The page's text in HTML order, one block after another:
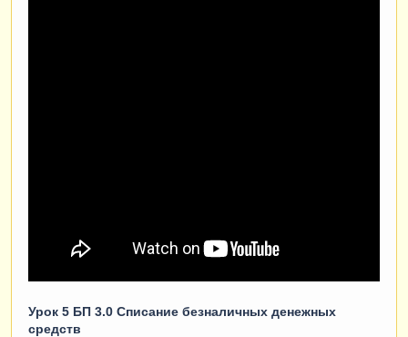
Урок 5 БП 3.0 Списание безналичных денежных
средств